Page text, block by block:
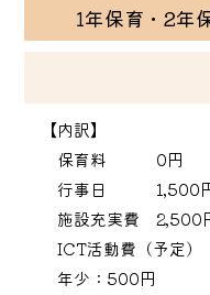
1年保育・2年
【内訳】
保育料 0円
行事日 1,500
施設充実費 2,500
ICT活動費（予定
年少：500円